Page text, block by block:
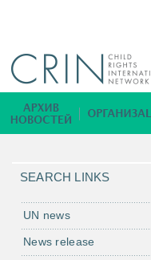
Б
и
SEARCH LINKS
UN news
News release